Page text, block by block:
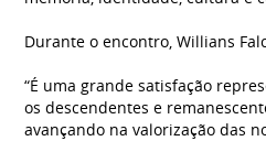
Durante o encontro, Willians
“É uma grande satisfação
os descendentes e
avançando na valorização das